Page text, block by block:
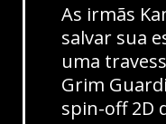
As irmãs
salvar sua
uma
Grim
spin-off 2D